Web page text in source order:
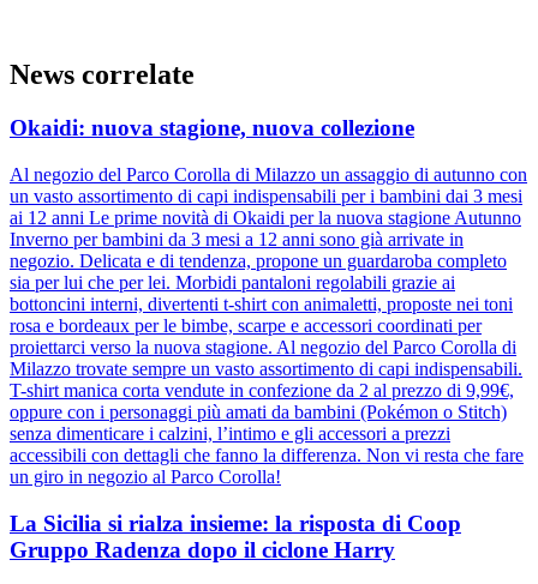
News correlate
Okaidi: nuova stagione, nuova collezione
Al negozio del Parco Corolla di Milazzo un assaggio di autunno con
un vasto assortimento di capi indispensabili per i bambini dai 3 mesi
ai 12 anni Le prime novità di Okaidi per la nuova stagione Autunno
Inverno per bambini da 3 mesi a 12 anni sono già arrivate in
negozio. Delicata e di tendenza, propone un guardaroba completo
sia per lui che per lei. Morbidi pantaloni regolabili grazie ai
bottoncini interni, divertenti t-shirt con animaletti, proposte nei toni
rosa e bordeaux per le bimbe, scarpe e accessori coordinati per
proiettarci verso la nuova stagione. Al negozio del Parco Corolla di
Milazzo trovate sempre un vasto assortimento di capi indispensabili.
T-shirt manica corta vendute in confezione da 2 al prezzo di 9,99€,
oppure con i personaggi più amati da bambini (Pokémon o Stitch)
senza dimenticare i calzini, l’intimo e gli accessori a prezzi
accessibili con dettagli che fanno la differenza. Non vi resta che fare
un giro in negozio al Parco Corolla!
La Sicilia si rialza insieme: la risposta di Coop
Gruppo Radenza dopo il ciclone Harry